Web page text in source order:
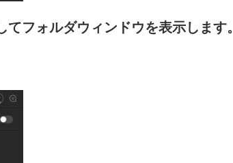
フォルダウィンドウを表示します。